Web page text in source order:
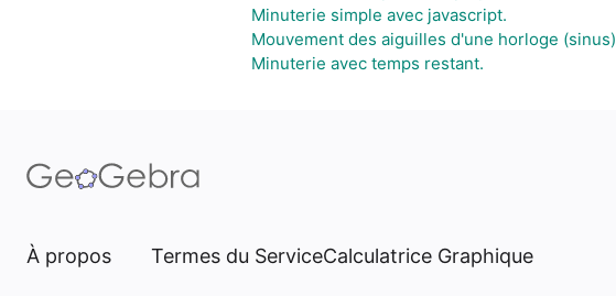
Minuterie simple avec javascript.
Mouvement des aiguilles d'une horloge (sinus)
Minuterie avec temps restant.
À propos Termes du ServiceCalculatrice Graphique